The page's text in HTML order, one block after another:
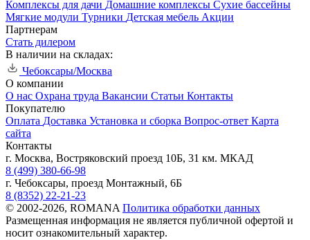
Комплексы для дачи Домашние комплексы Сухие бассейны
Мягкие модули Турники Детская мебель Акции
Партнерам
Стать дилером
В наличии на складах:
Чебоксары/Москва
О компании
О нас Охрана труда Вакансии Статьи Контакты
Покупателю
Оплата Доставка Установка и сборка Вопрос-ответ Карта
сайта
Контакты
г. Москва, Востряковский проезд 10Б, 31 км. МКАД
8 (499) 380-66-98
г. Чебоксары, проезд Монтажный, 6Б
8 (8352) 22-21-23
© 2002-2026, ROMANA Политика обработки данных
Размещенная информация не является публичной офертой и
носит ознакомительный характер.